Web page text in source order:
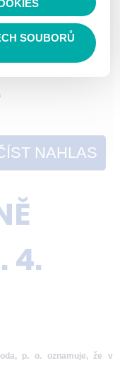
NAHLAS
4.
p. o. oznamuje, že v
souhlas a
uživateli.
SOUBORŮ